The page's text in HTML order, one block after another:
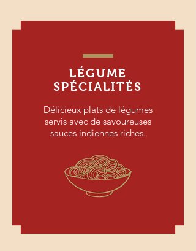
LÉGUME
SPÉCIALITÉS
Délicieux plats de légumes
servis avec de savoureuses
sauces indiennes riches.